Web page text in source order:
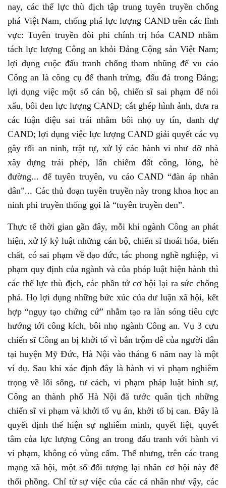
nay, các thế lực thù địch tập trung tuyên truyền chống
phá Việt Nam, chống phá lực lượng CAND trên các lĩnh
vực: Tuyên truyền đòi phi chính trị hóa CAND nhằm
tách lực lượng Công an khỏi Đảng Cộng sản Việt Nam;
lợi dụng cuộc đấu tranh chống tham nhũng để vu cáo
Công an là công cụ để thanh trừng, đấu đá trong Đảng;
lợi dụng việc một số cán bộ, chiến sĩ sai phạm để nói
xấu, bôi đen lực lượng CAND; cắt ghép hình ảnh, đưa ra
các luận điệu sai trái nhằm bôi nhọ uy tín, danh dự
CAND; lợi dụng việc lực lượng CAND giải quyết các vụ
gây rối an ninh, trật tự, xử lý các hành vi như dỡ nhà
xây dựng trái phép, lấn chiếm đất công, lòng, hè
đường... để tuyên truyên, vu cáo CAND “đàn áp nhân
dân”... Các thủ đoạn tuyên truyền này trong khoa học an
ninh phi truyền thống gọi là “tuyên truyền đen”.
Thực tế thời gian gần đây, mỗi khi ngành Công an phát
hiện, xử lý kỷ luật những cán bộ, chiến sĩ thoái hóa, biến
chất, có sai phạm về đạo đức, tác phong nghề nghiệp, vi
phạm quy định của ngành và của pháp luật hiện hành thì
các thế lực thù địch, các phần tử cơ hội lại ra sức chống
phá. Họ lợi dụng những bức xúc của dư luận xã hội, kết
hợp “ngụy tạo chứng cứ” nhằm tạo ra làn sóng tiêu cực
hướng tới công kích, bôi nhọ ngành Công an. Vụ 3 cựu
chiến sĩ Công an bị khởi tố vì bắn trộm dê của người dân
tại huyện Mỹ Đức, Hà Nội vào tháng 6 năm nay là một
ví dụ. Sau khi xác định đây là hành vi vi phạm nghiêm
trọng về lối sống, tư cách, vi phạm pháp luật hình sự,
Công an thành phố Hà Nội đã tước quân tịch những
chiến sĩ vi phạm và khởi tố vụ án, khởi tố bị can. Đây là
quyết định thể hiện sự nghiêm minh, quyết liệt, quyết
tâm của lực lượng Công an trong đấu tranh với hành vi
vi phạm, không có vùng cấm. Thế nhưng, trên các trang
mạng xã hội, một số đối tượng lại nhân cơ hội này để
thổi phồng. Chỉ từ sự việc của các cá nhân như vậy, các